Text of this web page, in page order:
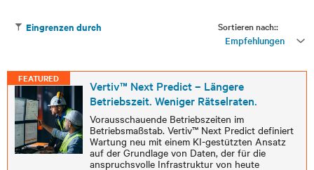
Sortieren nach::
Empfehlungen
Eingrenzen durch
FEATURED
Vertiv™ Next Predict – Längere
Betriebszeit. Weniger Rätselraten.
Vorausschauende Betriebszeiten im
Betriebsmaßstab. Vertiv™ Next Predict definiert
Wartung neu mit einem KI-gestützten Ansatz
auf der Grundlage von Daten, der für die
anspruchsvolle Infrastruktur von heute